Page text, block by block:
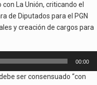
La Unión, criticando el
de Diputados para el PGN
y creación de cargos para
00:00
ser consensuado “con